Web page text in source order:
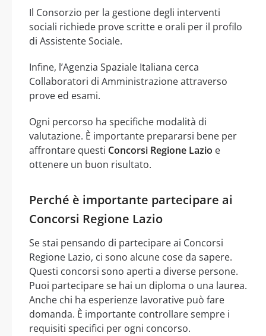
Il Consorzio per la gestione degli interventi
sociali richiede prove scritte e orali per il profilo
di Assistente Sociale.
Infine, l’Agenzia Spaziale Italiana cerca
Collaboratori di Amministrazione attraverso
prove ed esami.
Ogni percorso ha specifiche modalità di
valutazione. È importante prepararsi bene per
affrontare questi Concorsi Regione Lazio e
ottenere un buon risultato.
Perché è importante partecipare ai
Concorsi Regione Lazio
Se stai pensando di partecipare ai Concorsi
Regione Lazio, ci sono alcune cose da sapere.
Questi concorsi sono aperti a diverse persone.
Puoi partecipare se hai un diploma o una laurea.
Anche chi ha esperienze lavorative può fare
domanda. È importante controllare sempre i
requisiti specifici per ogni concorso.